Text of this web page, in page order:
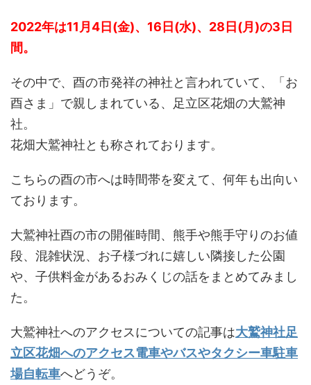
2022年は11月4日(金)、16日(水)、28日(月)の3日
間。
その中で、酉の市発祥の神社と言われていて、「お
酉さま」で親しまれている、足立区花畑の大鷲神
社。
花畑大鷲神社とも称されております。
こちらの酉の市へは時間帯を変えて、何年も出向い
ております。
大鷲神社酉の市の開催時間、熊手や熊手守りのお値
段、混雑状況、お子様づれに嬉しい隣接した公園
や、子供料金があるおみくじの話をまとめてみまし
た。
大鷲神社へのアクセスについての記事は大鷲神社足
立区花畑へのアクセス電車やバスやタクシー車駐車
場自転車へどうぞ。